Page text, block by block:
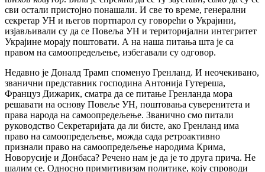
сви остали пристојно понашали. И све то време, генерални
секретар УН и његов портпарол су говорећи о Украјини,
изјављивали су да се Повеља УН и територијални интегритет
Украјине морају поштовати. А на наша питања шта је са
правом на самоопредељење, избегавали су одговор.
Недавно је Доналд Трамп споменуо Гренланд. И неочекивано,
званични представник господина Антонија Гутереша,
Француз Дижарик, сматра да се питање Гренланда мора
решавати на основу Повеље УН, поштовања суверенитета и
права народа на самоопредељење. Званично смо питали
руководство Секретаријата да ли бисте, ако Гренланд има
право на самоопредељење, можда сада ретроактивно
признали право на самоопредељење народима Крима,
Новорусије и Донбаса? Речено нам је да је то друга прича. Не
шалим се. Односно примитивизам политике, коју спроводи